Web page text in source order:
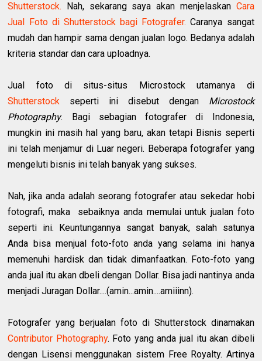
Shutterstock. Nah, sekarang saya akan menjelaskan Cara
Jual Foto di Shutterstock bagi Fotografer. Caranya sangat
mudah dan hampir sama dengan jualan logo. Bedanya adalah
kriteria standar dan cara uploadnya.
Jual foto di situs-situs Microstock utamanya di
Shutterstock seperti ini disebut dengan Microstock
Photography. Bagi sebagian fotografer di Indonesia,
mungkin ini masih hal yang baru, akan tetapi Bisnis seperti
ini telah menjamur di Luar negeri. Beberapa fotografer yang
mengeluti bisnis ini telah banyak yang sukses.
Nah, jika anda adalah seorang fotografer atau sekedar hobi
fotografi, maka sebaiknya anda memulai untuk jualan foto
seperti ini. Keuntungannya sangat banyak, salah satunya
Anda bisa menjual foto-foto anda yang selama ini hanya
memenuhi hardisk dan tidak dimanfaatkan. Foto-foto yang
anda jual itu akan dbeli dengan Dollar. Bisa jadi nantinya anda
menjadi Juragan Dollar....(amin...amin....amiiinn).
Fotografer yang berjualan foto di Shutterstock dinamakan
Contributor Photography. Foto yang anda jual itu akan dibeli
dengan Lisensi menggunakan sistem Free Royalty. Artinya